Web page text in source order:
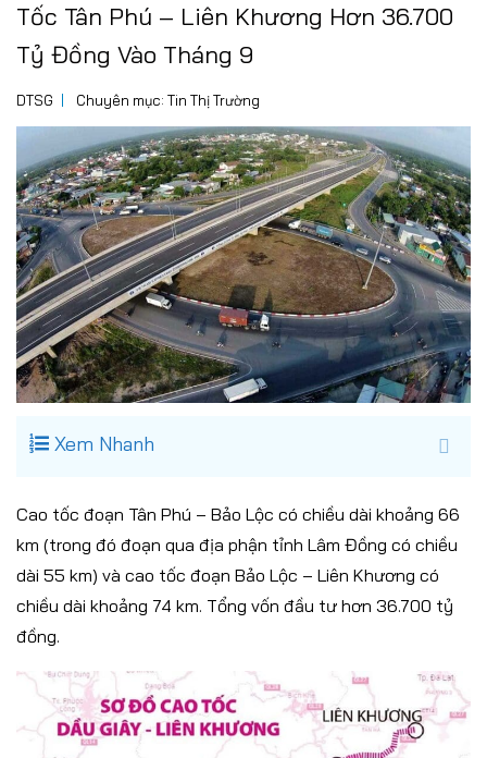
Tốc Tân Phú – Liên Khương Hơn 36.700
Tỷ Đồng Vào Tháng 9
DTSG Chuyên mục: Tin Thị Trường
Xem Nhanh
Cao tốc đoạn Tân Phú – Bảo Lộc có chiều dài khoảng 66
km (trong đó đoạn qua địa phận tỉnh Lâm Đồng có chiều
dài 55 km) và cao tốc đoạn Bảo Lộc – Liên Khương có
chiều dài khoảng 74 km. Tổng vốn đầu tư hơn 36.700 tỷ
đồng.